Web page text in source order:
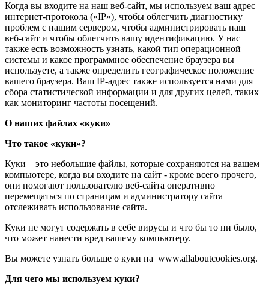
Когда вы входите на наш веб-сайт, мы используем ваш адрес
интернет-протокола («IP»), чтобы облегчить диагностику
проблем с нашим сервером, чтобы администрировать наш
веб-сайт и чтобы облегчить вашу идентификацию. У нас
также есть возможность узнать, какой тип операционной
системы и какое программное обеспечение браузера вы
используете, а также определить географическое положение
вашего браузера. Ваш IP-адрес также используется нами для
сбора статистической информации и для других целей, таких
как мониторинг частоты посещений.
О наших файлах «куки»
Что такое «куки»?
Куки – это небольшие файлы, которые сохраняются на вашем
компьютере, когда вы входите на сайт - кроме всего прочего,
они помогают пользователю веб-сайта оперативно
перемещаться по страницам и администратору сайта
отслеживать использование сайта.
Куки не могут содержать в себе вирусы и что бы то ни было,
что может нанести вред вашему компьютеру.
Вы можете узнать больше о куки на www.allaboutcookies.org.
Для чего мы используем куки?